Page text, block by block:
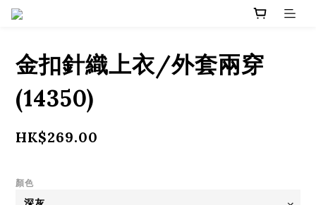
金扣針織上衣/外套兩穿
(14350)
HK$269.00
顏色